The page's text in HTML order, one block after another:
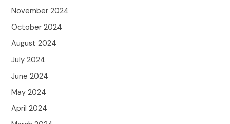
November 2024
October 2024
August 2024
July 2024
June 2024
May 2024
April 2024